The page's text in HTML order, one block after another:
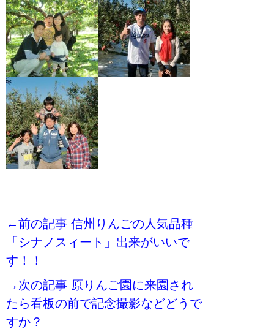
←前の記事 信州りんごの人気品種
「シナノスィート」出来がいいで
す！！
→次の記事 原りんご園に来園され
たら看板の前で記念撮影などどうで
すか？